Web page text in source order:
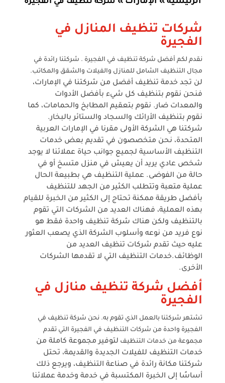
شركات تنظيف المنازل في
الفجيرة
نقدم لكم أفضل شركة تنظيف في الفجيرة . شركتنا رائدة في
مجال التنظيف الشامل للمنازل والفيلات والشقق والمكاتب.
لن تجد خدمة تنظيف أفضل من شركتنا في الإمارات،
فنحن نقوم بتنظيف كل شيء بأفضل الأدوات
والمعدات ضار. نقوم بتعقيم المطابخ والحمامات، كما
نقوم بتنظيف الأرائك والسجاد والستائر بالبخار.
شركتنا هي الشركة الأولى مقرنا في الإمارات العربية
المتحدة، نحن متخصصون في تقديم بعض خدمات
التنظيف الأساسية لجميع جوانب حياة عملائنا لا يوجد
شخص عادي يريد أن يعيش في منزل متسخ أو في
حالة من الفوضى. عملية التنظيف هي بطبيعة الحال
عملية متعبة وتتطلب الكثير من الجهد للتنظيف
بأفضل طريقة ممكنة تحتاج إلى الكثير من الخبرة للقيام
بهذه العملية، فهناك العديد من الشركات التي تقوم
بالتنظيف ولكن هناك شركة تنظيف واحدة فقط هو
نوع فريد من نوعه وأسلوب الشركة الذي يصعب العثور
عليه حيث تقدم شركات تنظيف العديد من
الوظائف.خدمات التنظيف التي لا تقدمها الشركات
الأخرى.
أفضل شركة تنظيف منازل في
الفجيرة
تشتهر شركتنا بالعمل الذي تقوم به. نحن شركة تنظيف في
الفجيرة واحدة من شركات التنظيف في الفجيرة التي تقدم
مجموعة من خدمات التنظيف لتوفير مجموعة كاملة من
خدمات التنظيف للفيلات الجديدة والقديمة، تحتل
شركتنا مكانة رائدة في صناعة التنظيف، ويرجع ذلك
أساسًا إلى الخبرة المكتسبة في خدمة وخدمة عملائنا